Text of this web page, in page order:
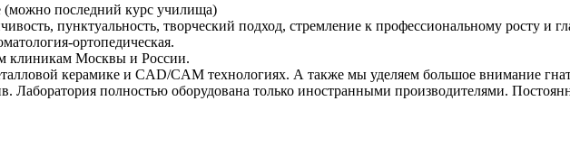
(можно последний курс училища)
пунктуальность, творческий подход, стремление к профессиональному росту и
ортопедическая.
клиникам Москвы и России.
керамике и CAD/CAM технологиях. А также мы уделяем большое внимание
Лаборатория полностью оборудована только иностранными производителями.